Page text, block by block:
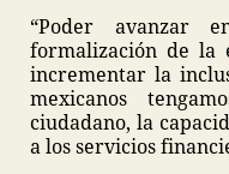
“Poder avanzar
formalización de la
incrementar la
mexicanos
ciudadano, la
a los servicios